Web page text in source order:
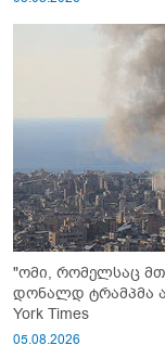
"ომი, რომელსაც
დონალდ ტრამპმა
York Times
05.08.2026